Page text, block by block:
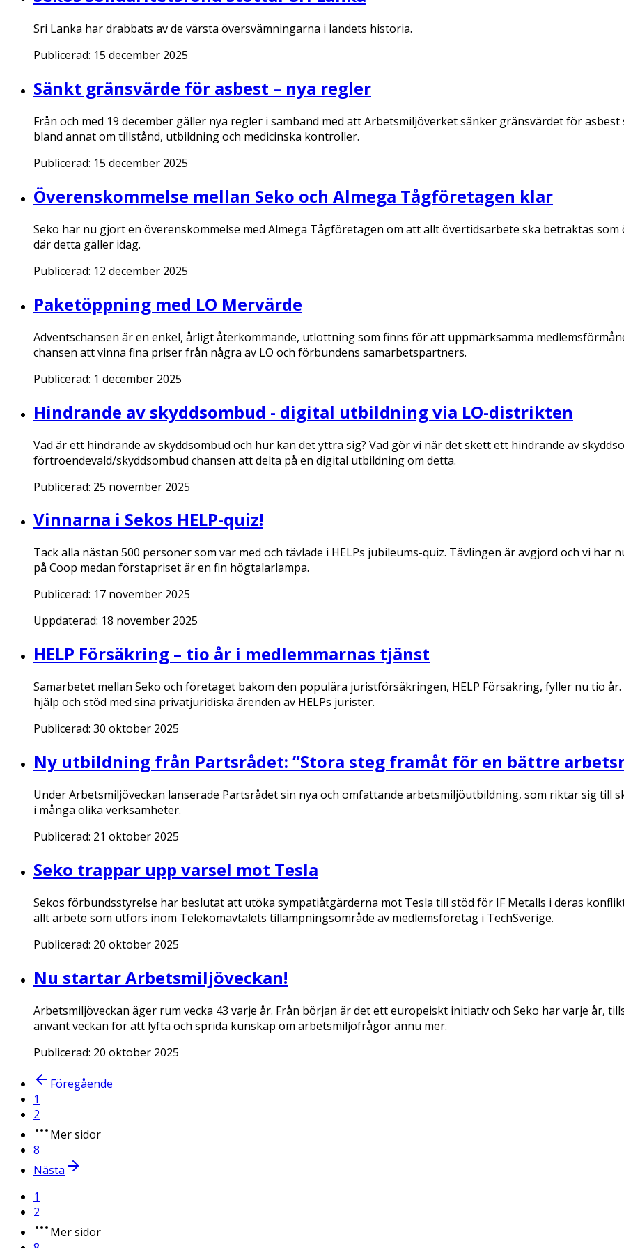
Sri Lanka har drabbats av de värsta översvämningarna i landets historia.
Publicerad: 15 december 2025
Sänkt gränsvärde för asbest – nya regler
Från och med 19 december gäller nya regler i samband med att Arbetsmiljöverket sänker gränsvärdet för
bland annat om tillstånd, utbildning och medicinska kontroller.
Publicerad: 15 december 2025
Överenskommelse mellan Seko och Almega Tågföretagen klar
Seko har nu gjort en överenskommelse med Almega Tågföretagen om att allt övertidsarbete ska betraktas
där detta gäller idag.
Publicerad: 12 december 2025
Paketöppning med LO Mervärde
Adventschansen är en enkel, årligt återkommande, utlottning som finns för att uppmärksamma
chansen att vinna fina priser från några av LO och förbundens samarbetspartners.
Publicerad: 1 december 2025
Hindrande av skyddsombud - digital utbildning via LO-distrikten
Vad är ett hindrande av skyddsombud och hur kan det yttra sig? Vad gör vi när det skett ett hindrande av
förtroendevald/skyddsombud chansen att delta på en digital utbildning om detta.
Publicerad: 25 november 2025
Vinnarna i Sekos HELP-quiz!
Tack alla nästan 500 personer som var med och tävlade i HELPs jubileums-quiz. Tävlingen är avgjord och vi
på Coop medan förstapriset är en fin högtalarlampa.
Publicerad: 17 november 2025
Uppdaterad: 18 november 2025
HELP Försäkring – tio år i medlemmarnas tjänst
Samarbetet mellan Seko och företaget bakom den populära juristförsäkringen, HELP Försäkring, fyller nu tio
hjälp och stöd med sina privatjuridiska ärenden av HELPs jurister.
Publicerad: 30 oktober 2025
Ny utbildning från Partsrådet: ”Stora steg framåt för en bättre
Under Arbetsmiljöveckan lanserade Partsrådet sin nya och omfattande arbetsmiljöutbildning, som riktar sig till
i många olika verksamheter.
Publicerad: 21 oktober 2025
Seko trappar upp varsel mot Tesla
Sekos förbundsstyrelse har beslutat att utöka sympatiåtgärderna mot Tesla till stöd för IF Metalls i deras
allt arbete som utförs inom Telekomavtalets tillämpningsområde av medlemsföretag i TechSverige.
Publicerad: 20 oktober 2025
Nu startar Arbetsmiljöveckan!
Arbetsmiljöveckan äger rum vecka 43 varje år. Från början är det ett europeiskt initiativ och Seko har varje år,
använt veckan för att lyfta och sprida kunskap om arbetsmiljöfrågor ännu mer.
Publicerad: 20 oktober 2025
Föregående
1
2
Mer sidor
8
Nästa
1
2
Mer sidor